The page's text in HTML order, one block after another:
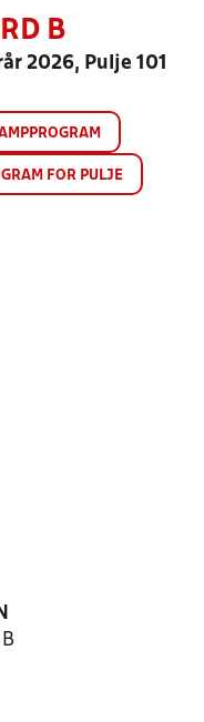
B
2026, Pulje 101
FOR PULJE